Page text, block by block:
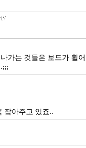
가는 것들은 보드가 휠어
잡아주고 있죠..